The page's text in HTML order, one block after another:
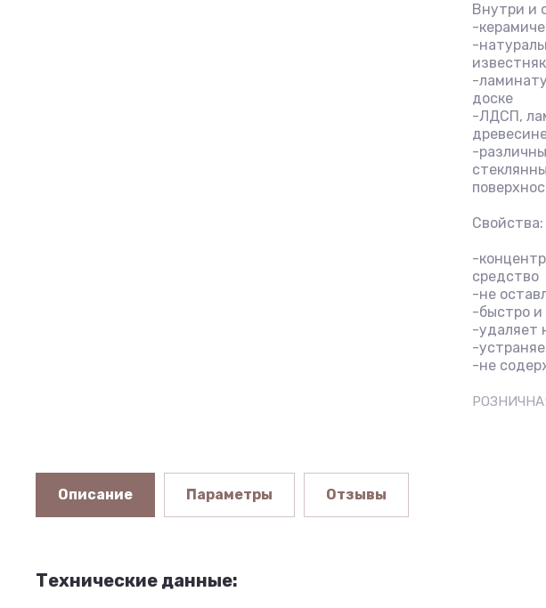
Внутри и
-
-
-
доске
-ЛДСП,
-
Свойства:
-
средство
-не
-быстро и
-удаляет
-
-не
Описание Параметры Отзывы
Технические данные: